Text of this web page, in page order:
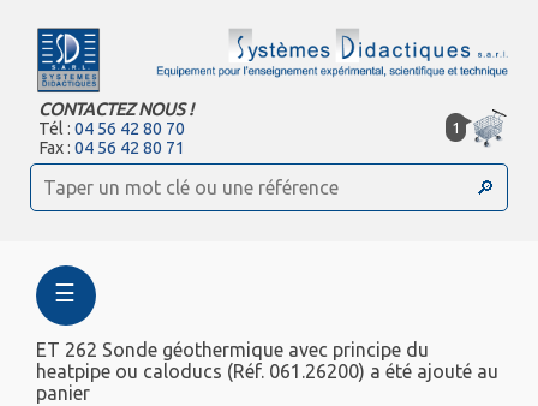
CONTACTEZ NOUS !
Tél :04 56 42 80 70
Fax :04 56 42 80 71
1
☰
ET 262 Sonde géothermique avec principe du
heatpipe ou caloducs (Réf. 061.26200) a été ajouté au
panier